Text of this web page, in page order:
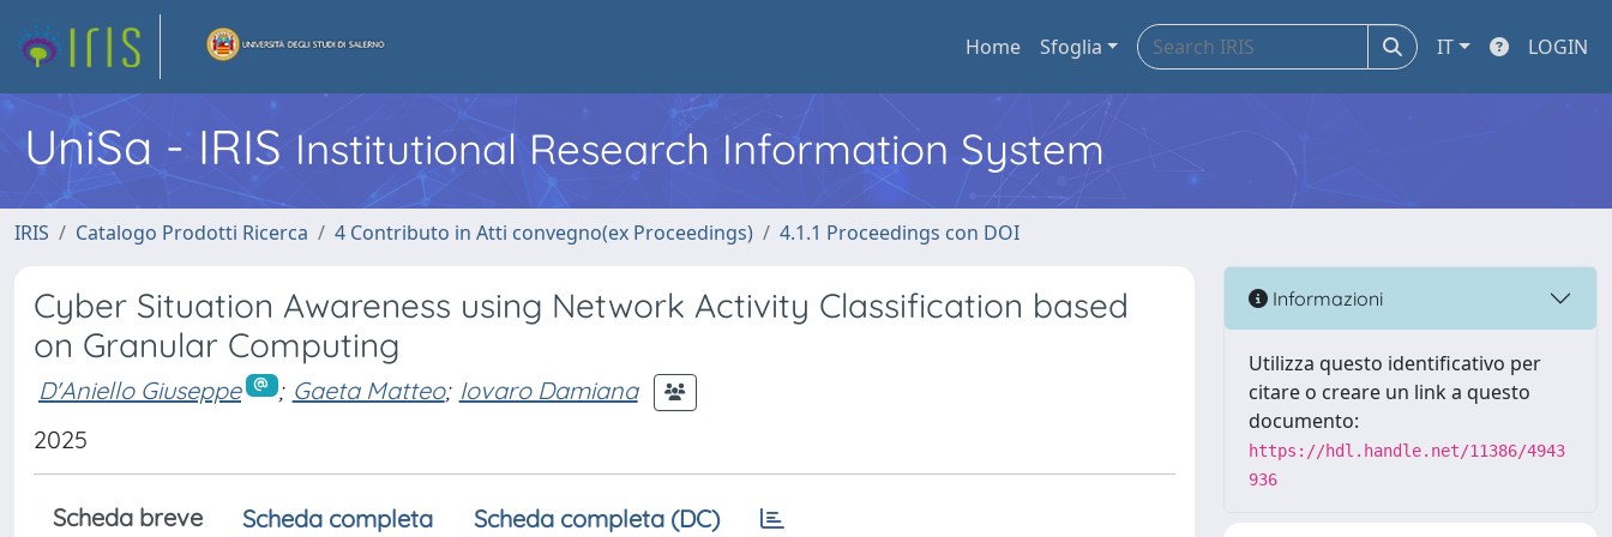
Home Sfoglia IT LOGIN
UniSa - IRIS Institutional Research Information System
IRIS Catalogo Prodotti Ricerca 4 Contributo in Atti convegno(ex Proceedings) 4.1.1 Proceedings con DOI
Cyber Situation Awareness using Network Activity Classification based
on Granular Computing
D'Aniello Giuseppe ; Gaeta Matteo; Iovaro Damiana
2025
Scheda breve Scheda completa Scheda completa (DC)
Informazioni
Utilizza questo identificativo per
citare o creare un link a questo
documento:
https://hdl.handle.net/11386/4943
936